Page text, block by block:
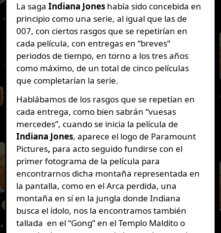
La saga Indiana Joneshabía sido concebida en
principio como una serie, al igual que las de
007, con ciertos rasgos que se repetirían en
cada película, con entregas en “breves”
periodos de tiempo, en torno a los tres años
como máximo, de un total de cinco películas
que completarían la serie.
Hablábamos de los rasgos que se repetían en
cada entrega, como bien sabrán “vuesas
mercedes”, cuando se inicia la película de
Indiana Jones, aparece el logo de Paramount
Pictures, para acto seguido fundirse con el
primer fotograma de la película para
encontrarnos dicha montaña representada en
la pantalla, como en el Arca perdida, una
montaña en sí en la jungla donde Indiana
busca el ídolo, nos la encontramos también
tallada en el “Gong” en el Templo Maldito o